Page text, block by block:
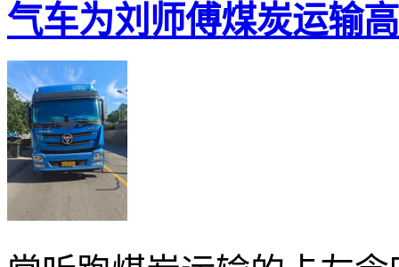
气车为刘师傅煤炭运输